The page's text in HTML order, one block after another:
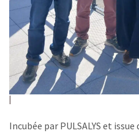
Incubée par PULSALYS et